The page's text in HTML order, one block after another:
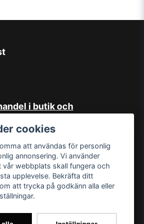
i butik och
har det
1965 varit självklart
Du kan känna
köp hos oss oavsett
i Sundsvall eller
lika bra att kontakta
per telefon. Vår butik
cookies
att användas för personlig
annonsering. Vi använder
webbplats skall fungera och
upplevelse. Bekräfta ditt
att trycka på godkänn alla eller